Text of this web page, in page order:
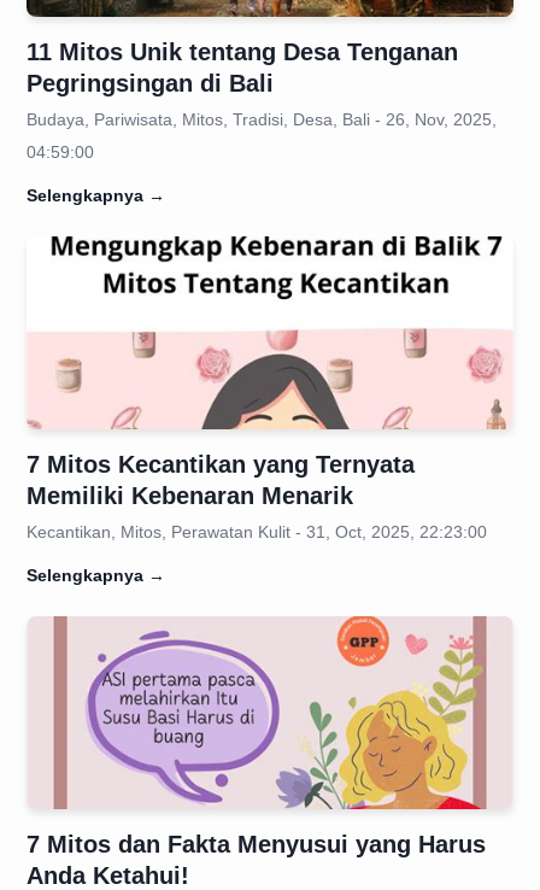
11 Mitos Unik tentang Desa Tenganan
Pegringsingan di Bali
Budaya, Pariwisata, Mitos, Tradisi, Desa, Bali - 26, Nov, 2025,
04:59:00
Selengkapnya →
7 Mitos Kecantikan yang Ternyata
Memiliki Kebenaran Menarik
Kecantikan, Mitos, Perawatan Kulit - 31, Oct, 2025, 22:23:00
Selengkapnya →
7 Mitos dan Fakta Menyusui yang Harus
Anda Ketahui!